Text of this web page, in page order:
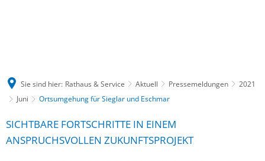
Sie sind hier: Rathaus & Service Aktuell Pressemeldungen
2021
Juni
Ortsumgehung für Sieglar und Eschmar
SICHTBARE FORTSCHRITTE IN EINEM
ANSPRUCHSVOLLEN ZUKUNFTSPROJEKT